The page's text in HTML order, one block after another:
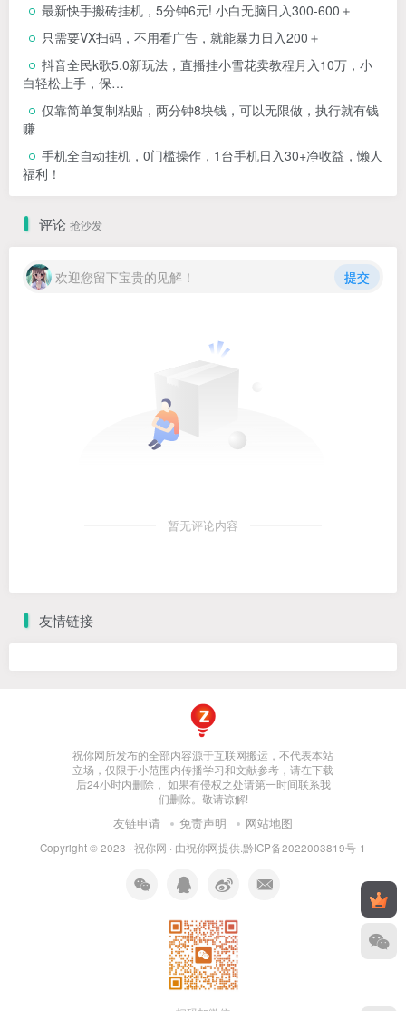
最新快手搬砖挂机，5分钟6元! 小白无脑日入300-600＋
只需要VX扫码，不用看广告，就能暴力日入200＋
抖音全民k歌5.0新玩法，直播挂小雪花卖教程月入10万，小
白轻松上手，保…
仅靠简单复制粘贴，两分钟8块钱，可以无限做，执行就有钱
赚
手机全自动挂机，0门槛操作，1台手机日入30+净收益，懒人
福利！
评论 抢沙发
欢迎您留下宝贵的见解！ 提交
暂无评论内容
友情链接
祝你网所发布的全部内容源于互联网搬运，不代表本站
立场，仅限于小范围内传播学习和文献参考，请在下载
后24小时内删除， 如果有侵权之处请第一时间联系我
们删除。敬请谅解!
友链申请 免责声明 网站地图
Copyright © 2023 · 祝你网 · 由祝你网提供.黔ICP备2022003819号-1